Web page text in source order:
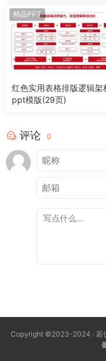
精品PPT
红色实用表格排版逻辑架
ppt模版(29页)
评论 0
Copyright ©2023-2024 · 若